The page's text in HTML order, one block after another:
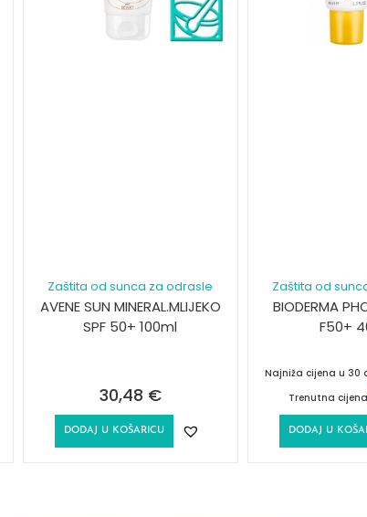
Zaštita od sunca za odrasle
AVENE SUN MINERAL.MLIJEKO
SPF 50+ 100ml
30,48 €
DODAJ U KOŠARICU
Zaštita od
BIODERMA
F50+
Najniža cijena u 30
Trenutna
DODAJ U